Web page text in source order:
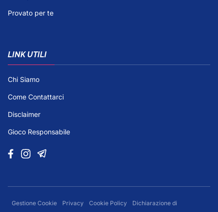
Provato per te
LINK UTILI
Chi Siamo
Come Contattarci
Disclaimer
Gioco Responsabile
Gestione Cookie Privacy Cookie Policy
Dichiarazione di